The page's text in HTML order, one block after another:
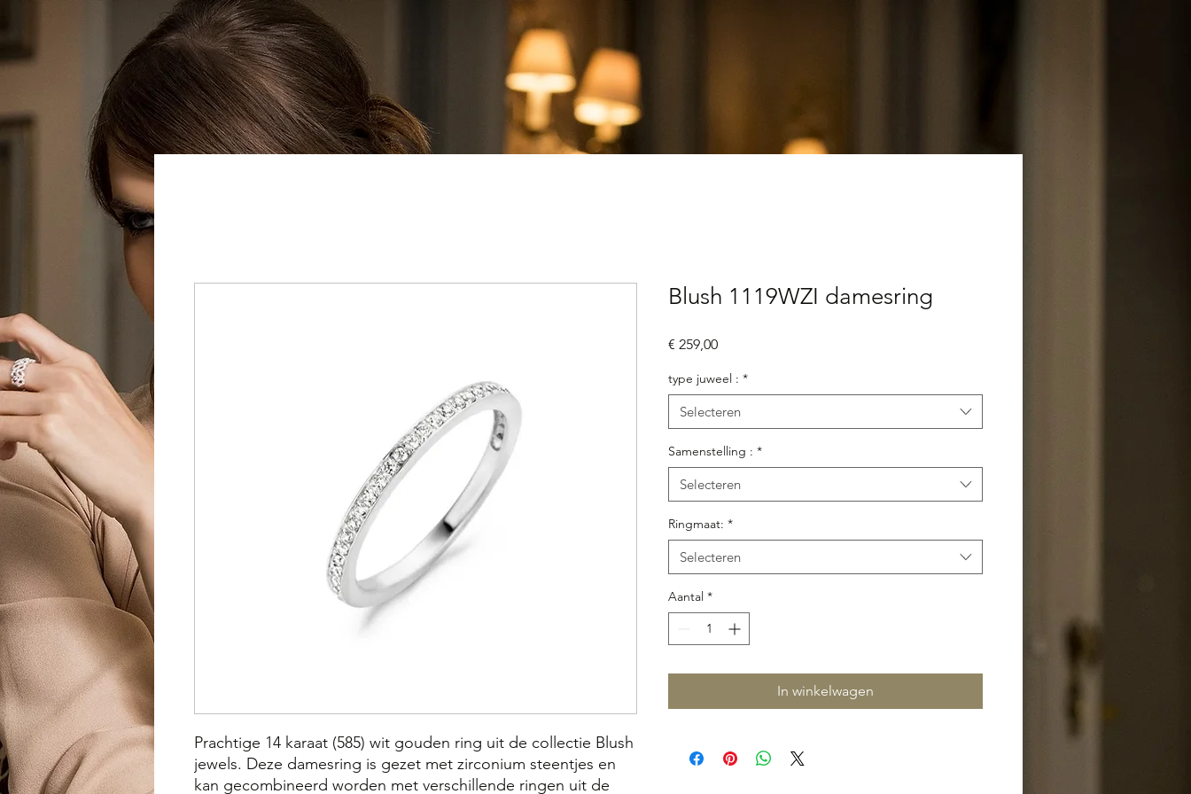
Prachtige 14 karaat (585) wit gouden ring uit de collectie Blush
jewels. Deze damesring is gezet met zirconium steentjes en
kan gecombineerd worden met verschillende ringen uit de
Blush 1119WZI damesring
€ 259,00Prijs
type juweel : *
Selecteren
Samenstelling : *
Selecteren
Ringmaat: *
Selecteren
Aantal *
In winkelwagen